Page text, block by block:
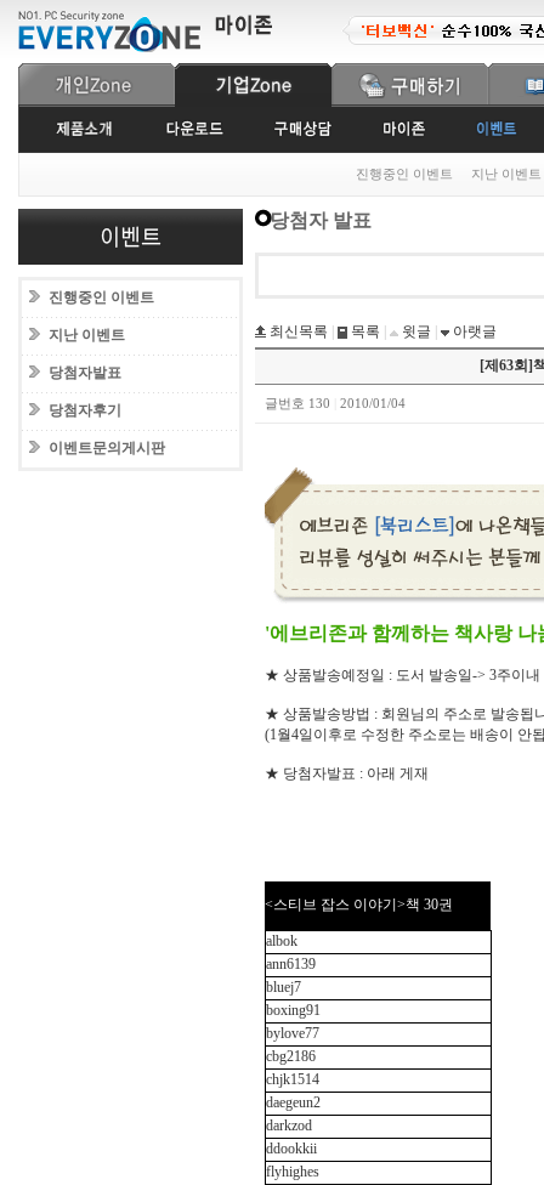
진행중인 이벤트 지난 이벤트
진행중인 이벤트
지난 이벤트
당첨자발표
당첨자후기
이벤트문의게시판
당첨자 발표
최신목록 목록 윗글
아랫글
[제63회]
글번호 130 2010/01/04
'에브리존과 함께하는 책사랑
★ 상품발송예정일 : 도서 발송일-> 3주이내
★ 상품발송방법 : 회원님의 주소로 발송됩
(1월4일이후로 수정한 주소로는 배송이 안
★ 당첨자발표 : 아래 게재
<스티브 잡스 이야기>책 30권
albok
ann6139
bluej7
boxing91
bylove77
cbg2186
chjk1514
daegeun2
darkzod
ddookkii
flyhighes